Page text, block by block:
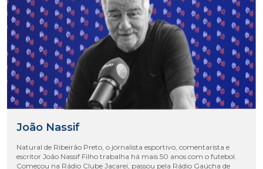
João Nassif
Natural de Ribeirão Preto, o jornalista esportivo, comentarista e
escritor João Nassif Filho trabalha há mais 50 anos com o futebol.
Começou na Rádio Clube Jacareí, passou pela Rádio Gaúcha de